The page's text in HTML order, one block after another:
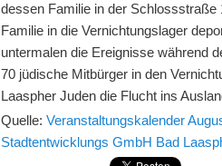
dessen Familie in der
Familie in die Vernichtungslager
untermalen die Ereignisse während
70 jüdische Mitbürger in den
Laaspher Juden die Flucht ins
Quelle:Veranstaltungskalender
Stadtentwicklungs GmbH Bad